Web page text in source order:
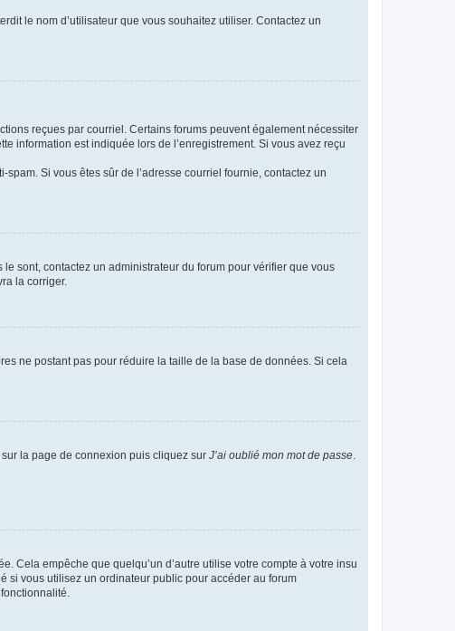
le nom d’utilisateur que vous souhaitez utiliser. Contactez un
reçues par courriel. Certains forums peuvent également nécessiter
information est indiquée lors de l’enregistrement. Si vous avez reçu
Si vous êtes sûr de l’adresse courriel fournie, contactez un
sont, contactez un administrateur du forum pour vérifier que vous
la corriger.
ne postant pas pour réduire la taille de la base de données. Si cela
la page de connexion puis cliquez sur J’ai oublié mon mot de passe
Cela empêche que quelqu’un d’autre utilise votre compte à votre insu
si vous utilisez un ordinateur public pour accéder au forum